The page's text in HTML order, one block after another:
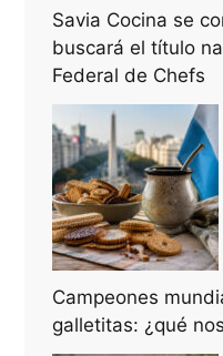
Savia Cocina se
buscará el título
Federal de Chefs
Campeones
galletitas: ¿qué